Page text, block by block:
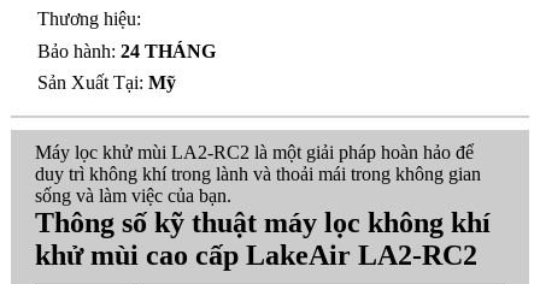
Thương hiệu:
Bảo hành:24 THÁNG
Sản Xuất Tại:Mỹ
Máy lọc khử mùi LA2-RC2 là một giải pháp hoàn hảo để
duy trì không khí trong lành và thoải mái trong không gian
sống và làm việc của bạn.
Thông số kỹ thuật máy lọc không khí
khử mùi cao cấp LakeAir LA2-RC2